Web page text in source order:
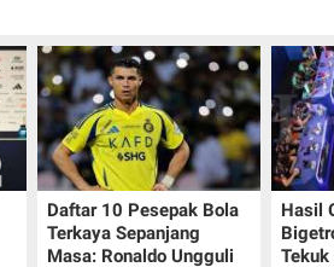
Daftar 10 Pesepak Bola
Terkaya Sepanjang
Masa: Ronaldo Ungguli
Hasil